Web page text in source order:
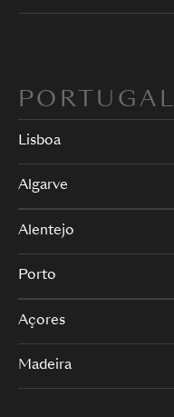
PORTUGAL
Lisboa
Algarve
Alentejo
Porto
Açores
Madeira